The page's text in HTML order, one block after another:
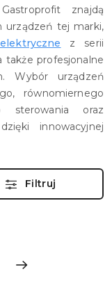
znajdą
urządzeń tej marki,
z serii
także profesjonalne
Wybór urządzeń
równomiernego
sterowania oraz
innowacyjnej
Filtruj